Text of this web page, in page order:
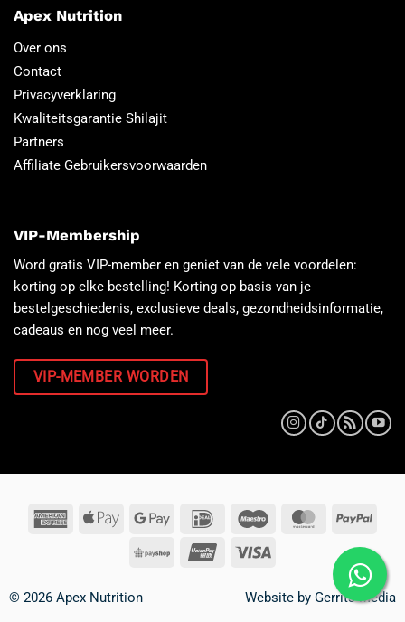
Apex Nutrition
Over ons
Contact
Privacyverklaring
Kwaliteitsgarantie Shilajit
Partners
Affiliate Gebruikersvoorwaarden
VIP-Membership
Word gratis VIP-member en geniet van de vele voordelen:
korting op elke bestelling! Korting op basis van je
bestelgeschiedenis, exclusieve deals, gezondheidsinformatie,
cadeaus en nog veel meer.
VIP-MEMBER WORDEN
© 2026 Apex Nutrition Website byGerrits Media